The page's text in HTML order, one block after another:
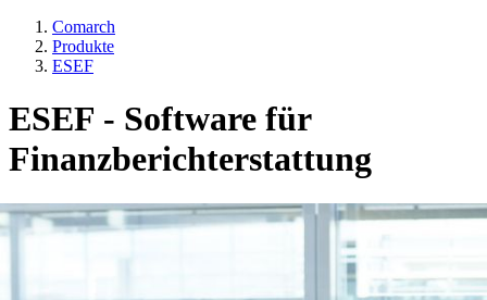
Comarch
Produkte
ESEF
ESEF - Software für
Finanzberichterstattung